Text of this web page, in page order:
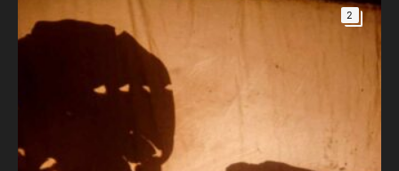
2